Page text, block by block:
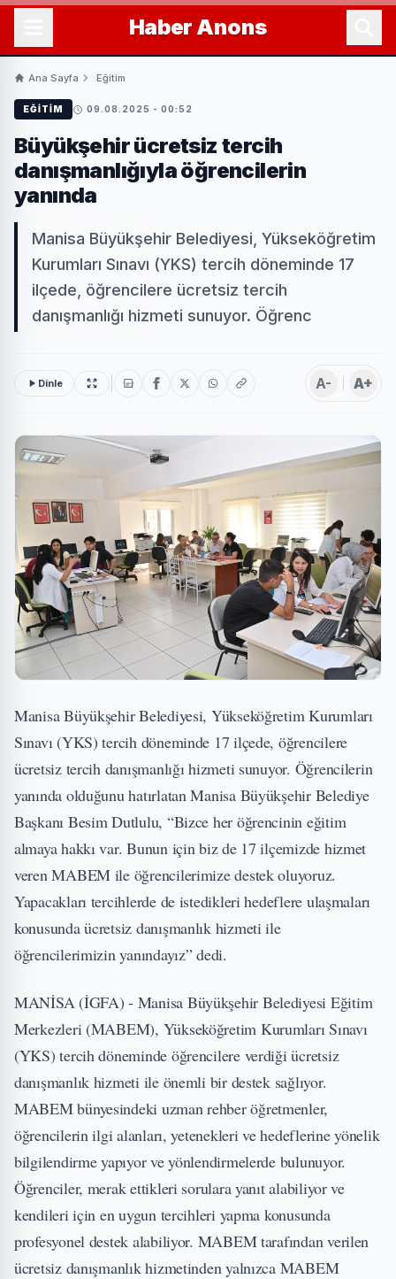
Haber Anons
Ana Sayfa Eğitim
EĞITIM 09.08.2025 - 00:52
Büyükşehir ücretsiz tercih
danışmanlığıyla öğrencilerin
yanında
Manisa Büyükşehir Belediyesi, Yükseköğretim
Kurumları Sınavı (YKS) tercih döneminde 17
ilçede, öğrencilere ücretsiz tercih
danışmanlığı hizmeti sunuyor. Öğrenc
Dinle A- A+
Manisa Büyükşehir Belediyesi, Yükseköğretim Kurumları
Sınavı (YKS) tercih döneminde 17 ilçede, öğrencilere
ücretsiz tercih danışmanlığı hizmeti sunuyor. Öğrencilerin
yanında olduğunu hatırlatan Manisa Büyükşehir Belediye
Başkanı Besim Dutlulu, “Bizce her öğrencinin eğitim
almaya hakkı var. Bunun için biz de 17 ilçemizde hizmet
veren MABEM ile öğrencilerimize destek oluyoruz.
Yapacakları tercihlerde de istedikleri hedeflere ulaşmaları
konusunda ücretsiz danışmanlık hizmeti ile
öğrencilerimizin yanındayız” dedi.
MANİSA (İGFA) - Manisa Büyükşehir Belediyesi Eğitim
Merkezleri (MABEM), Yükseköğretim Kurumları Sınavı
(YKS) tercih döneminde öğrencilere verdiği ücretsiz
danışmanlık hizmeti ile önemli bir destek sağlıyor.
MABEM bünyesindeki uzman rehber öğretmenler,
öğrencilerin ilgi alanları, yetenekleri ve hedeflerine yönelik
bilgilendirme yapıyor ve yönlendirmelerde bulunuyor.
Öğrenciler, merak ettikleri sorulara yanıt alabiliyor ve
kendileri için en uygun tercihleri yapma konusunda
profesyonel destek alabiliyor. MABEM tarafından verilen
ücretsiz danışmanlık hizmetinden yalnızca MABEM